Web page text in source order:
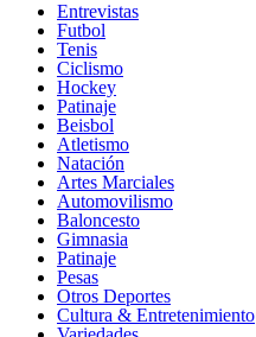
Entrevistas
Futbol
Tenis
Ciclismo
Hockey
Patinaje
Beisbol
Atletismo
Natación
Artes Marciales
Automovilismo
Baloncesto
Gimnasia
Patinaje
Pesas
Otros Deportes
Cultura & Entretenimiento